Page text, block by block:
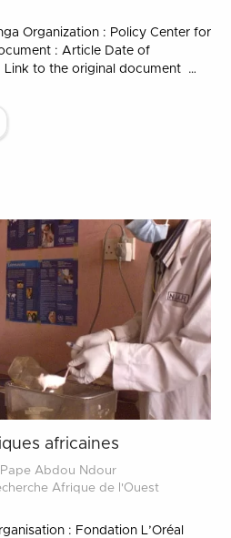
Organization : Policy Center for
: Article Date of
Link to the original document …
africaines
Pape Abdou Ndour
Afrique de l'Ouest
: Fondation L’Oréal